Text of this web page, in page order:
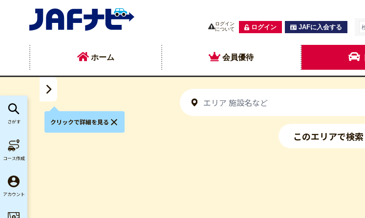
ログイン
について
ログイン JAFに入会する
ホーム 会員優待
このエリアで検索
クリックで詳細を見る
さがす
コース作成
アカウント